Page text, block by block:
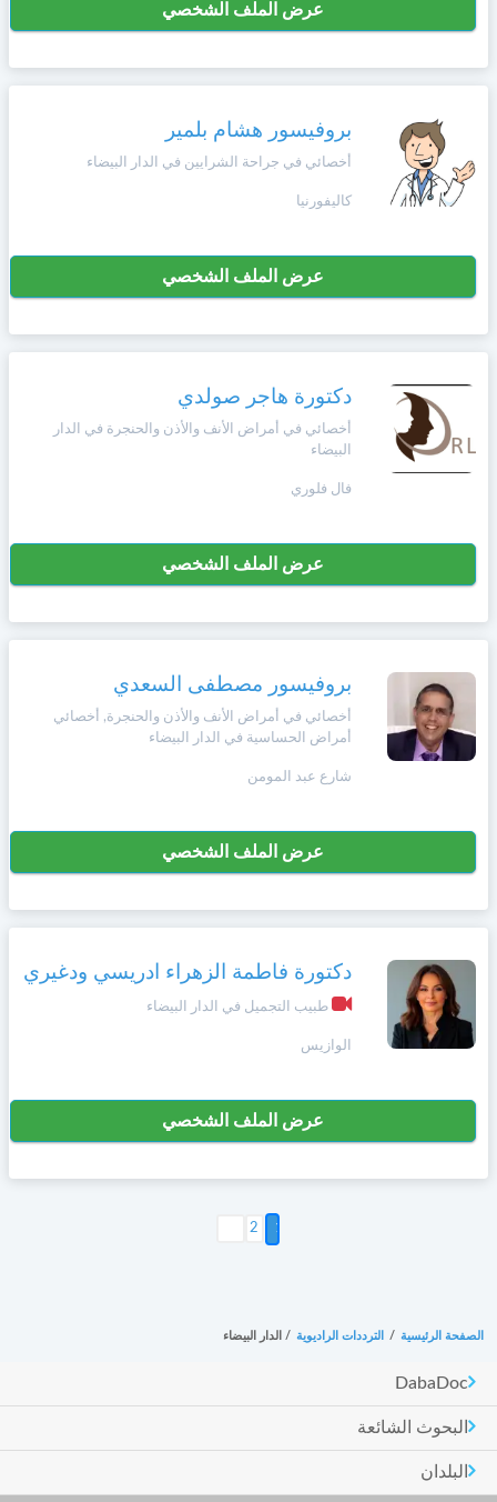
عرض الملف الشخصي
بروفيسور هشام بلمير
أخصائي في جراحة الشرايين في الدار البيضاء
كاليفورنيا
عرض الملف الشخصي
دكتورة هاجر صولدي
أخصائي في أمراض الأنف والأذن والحنجرة في الدار
البيضاء
فال فلوري
عرض الملف الشخصي
بروفيسور مصطفى السعدي
أخصائي في أمراض الأنف والأذن والحنجرة, أخصائي
أمراض الحساسية في الدار البيضاء
شارع عبد المومن
عرض الملف الشخصي
دكتورة فاطمة الزهراء ادريسي ودغيري
طبيب التجميل في الدار البيضاء
الوازيس
عرض الملف الشخصي
2التالي >
الصفحة الرئيسية / الترددات الراديوية / الدار البيضاء
DabaDoc
البحوث الشائعة
البلدان